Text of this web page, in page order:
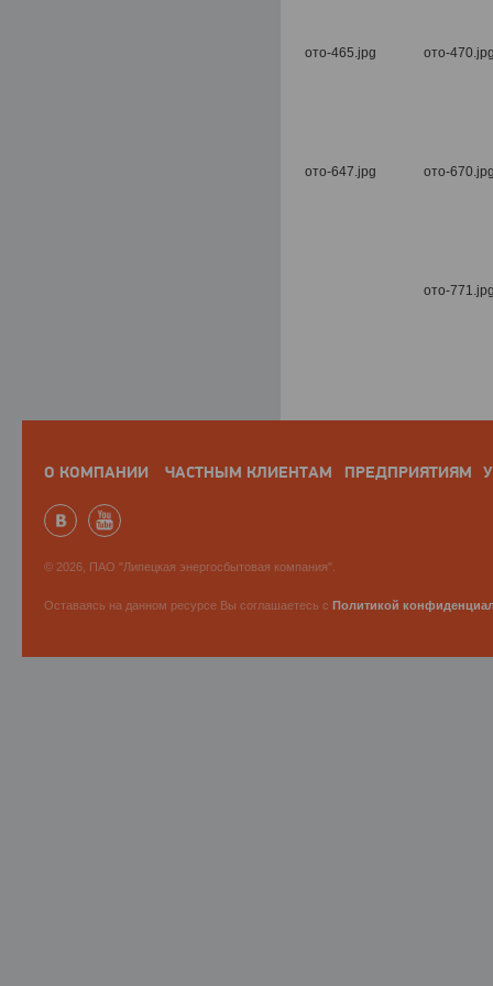
О КОМПАНИИ ЧАСТНЫМ КЛИЕНТАМ ПРЕДПРИЯТИЯМ
© 2026, ПАО "Липецкая энергосбытовая компания".
Оставаясь на данном ресурсе Вы соглашаетесь с Политикой